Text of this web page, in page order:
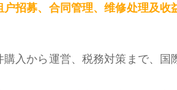
招募、合同管理、维修处理及收
入から運営、税務対策まで、国